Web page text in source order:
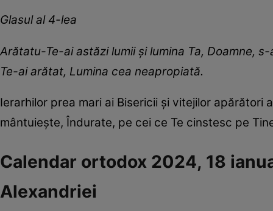
Glasul al 4-lea
Arătatu-Te-ai astăzi lumii și lumina Ta, Doamne,
Te-ai arătat, Lumina cea neapropiată.
Ierarhilor prea mari ai Bisericii și vitejilor
mântuiește, Îndurate, pe cei ce Te cinstesc pe
Calendar ortodox 2024, 18
Alexandriei